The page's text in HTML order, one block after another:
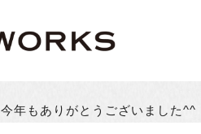
今年もありがとうございました^^